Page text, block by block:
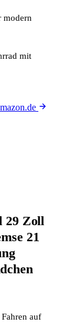
modern
mit
29 Zoll
21
auf